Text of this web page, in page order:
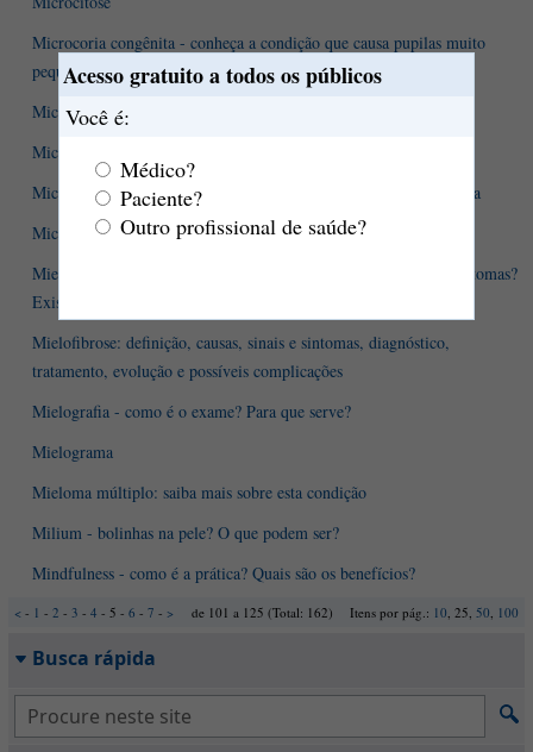
Acesso gratuito a todos os públicos
Você é:
Médico?
Paciente?
Outro profissional de saúde?
Microcoria congênita - conheça a condição que causa pupilas muito
pequenas
Micronutriente ou oligoelemento - o que é isso?
Micropênis
Micropigmentação: o que é, como funciona e quando está indicada
Microplásticos: um novo perigo para a saúde
Mielite transversa: o que é? Quais são as causas? Como são os sintomas?
Existe tratamento? Como evolui?
Mielofibrose: definição, causas, sinais e sintomas, diagnóstico,
tratamento, evolução e possíveis complicações
Mielografia - como é o exame? Para que serve?
Mielograma
Mieloma múltiplo: saiba mais sobre esta condição
Milium - bolinhas na pele? O que podem ser?
Mindfulness - como é a prática? Quais são os benefícios?
Itens por pág.: 10, 25, 50, 100
< - 1 - 2 - 3 - 4 - 5 - 6 - 7 - > de 101 a 125 (Total: 162)
Busca rápida